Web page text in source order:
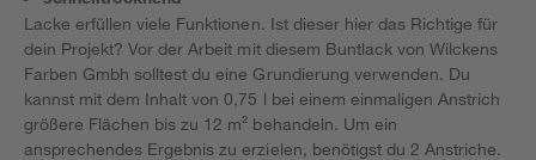
Lacke erfüllen viele Funktionen. Ist dieser hier das Richtige für
dein Projekt? Vor der Arbeit mit diesem Buntlack von Wilckens
Farben Gmbh solltest du eine Grundierung verwenden. Du
kannst mit dem Inhalt von 0,75 l bei einem einmaligen Anstrich
größere Flächen bis zu 12 m² behandeln. Um ein
ansprechendes Ergebnis zu erzielen, benötigst du 2 Anstriche.